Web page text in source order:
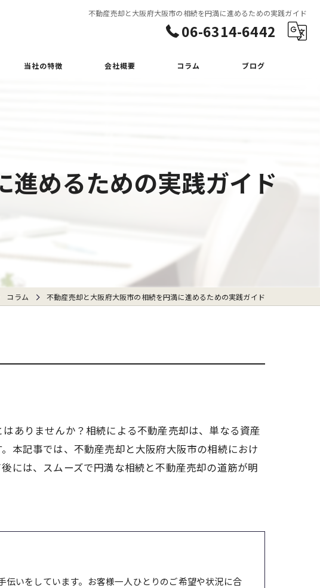
不動産売却と大阪府大阪市の相続を円満に進めるための実践ガイド
06-6314-6442
当社の特徴
立ち退き
会社概要 コラム ブログ
進めるための実践ガイド
コラム 不動産売却と大阪府大阪市の相続を円満に進めるための実践ガイド
ありませんか？相続による不動産売却は、単なる資産
本記事では、不動産売却と大阪府大阪市の相続におけ
には、スムーズで円満な相続と不動産売却の道筋が明
いをしています。お客様一人ひとりのご希望や状況に合